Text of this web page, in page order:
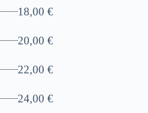
18,00 €
20,00 €
22,00 €
24,00 €